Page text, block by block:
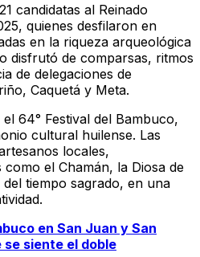
candidatas al Reinado
quienes desfilaron en
en la riqueza arqueológica
disfrutó de comparsas, ritmos
de delegaciones de
Caquetá y Meta.
64° Festival del Bambuco,
cultural huilense. Las
locales,
el Chamán, la Diosa de
tiempo sagrado, en una
en San Juan y San
se siente el doble